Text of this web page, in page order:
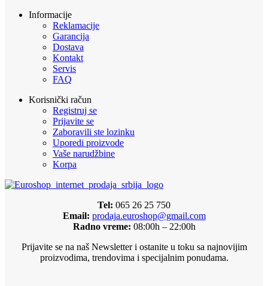
Informacije
Reklamacije
Garancija
Dostava
Kontakt
Servis
FAQ
Korisnički račun
Registruj se
Prijavite se
Zaboravili ste lozinku
Uporedi proizvode
Vaše narudžbine
Korpa
Tel: 065 26 25 750
Email: prodaja.euroshop@gmail.com
Radno vreme: 08:00h – 22:00h
Prijavite se na naš Newsletter i ostanite u toku sa najnovijim
proizvodima, trendovima i specijalnim ponudama.